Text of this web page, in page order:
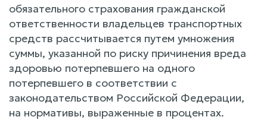
обязательного страхования гражданской
ответственности владельцев транспортных
средств рассчитывается путем умножения
суммы, указанной по риску причинения вреда
здоровью потерпевшего на одного
потерпевшего в соответствии с
законодательством Российской Федерации,
на нормативы, выраженные в процентах.